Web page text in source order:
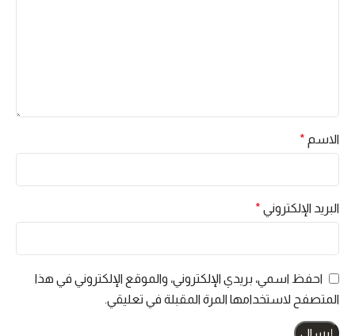
الاسم *
البريد الإلكتروني *
احفظ اسمي، بريدي الإلكتروني، والموقع الإلكتروني في هذا
المتصفح لاستخدامها المرة المقبلة في تعليقي.